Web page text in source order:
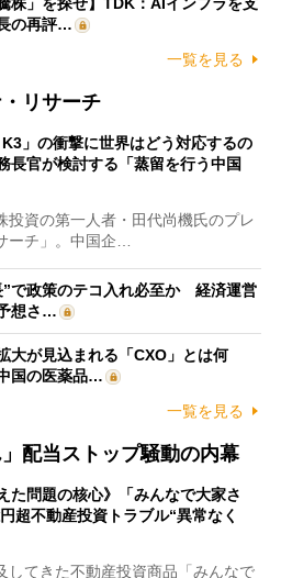
の再評…
一覧を見る
リサーチ
」の衝撃に世界はどう対応するの
官が検討する「蒸留を行う中国
資の第一人者・田代尚機氏のプレ
ーチ」。中国企…
”で政策のテコ入れ必至か 経済運営
想さ…
大が見込まれる「CXO」とは何
国の医薬品…
一覧を見る
」配当ストップ騒動の内幕
た問題の核心》「みんなで大家さ
超不動産投資トラブル“異常なく
てきた不動産投資商品「みんなで